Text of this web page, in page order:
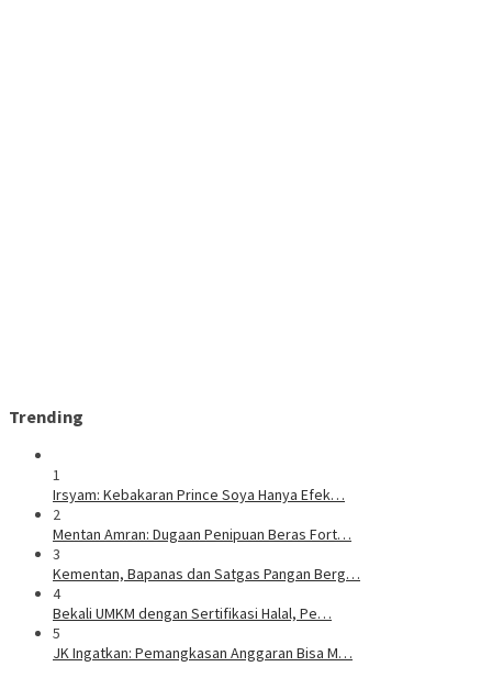
Trending
1
Irsyam: Kebakaran Prince Soya Hanya Efek…
2
Mentan Amran: Dugaan Penipuan Beras Fort…
3
Kementan, Bapanas dan Satgas Pangan Berg…
4
Bekali UMKM dengan Sertifikasi Halal, Pe…
5
JK Ingatkan: Pemangkasan Anggaran Bisa M…